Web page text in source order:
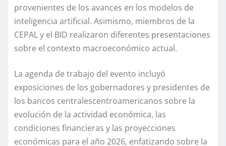
provenientes de los avances en los modelos de
inteligencia artificial. Asimismo, miembros de la
CEPALy el BID realizaron diferentes presentaciones
sobre el contexto macroeconómico actual.
La agenda de trabajo del evento incluyó
exposiciones de los gobernadores y presidentes de
los bancos centralescentroamericanos sobre la
evolución de la actividad económica, las
condiciones financieras y las proyecciones
económicas para el año 2026, enfatizando sobre la